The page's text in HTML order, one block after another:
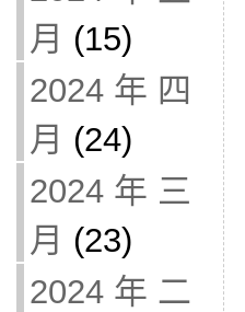
月 (15)
2024 年 四
月 (24)
2024 年 三
月 (23)
2024 年 二